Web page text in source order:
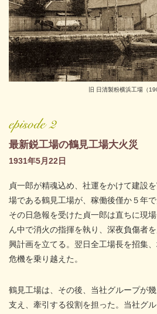
旧 日清製粉横浜工場（
最新鋭工場の鶴見工場大火災
1931年5月22日
貞一郎が精魂込め、社運をかけて建設
場である鶴見工場が、稼働後僅か５年で
その日急報を受けた貞一郎は直ちに現
ん中で消火の指揮を執り、深夜負傷者
興計画を立てる。翌日全工場長を招集
危機を乗り越えた。
鶴見工場は、その後、当社グループが
支え、牽引する役割を担った。当社グ